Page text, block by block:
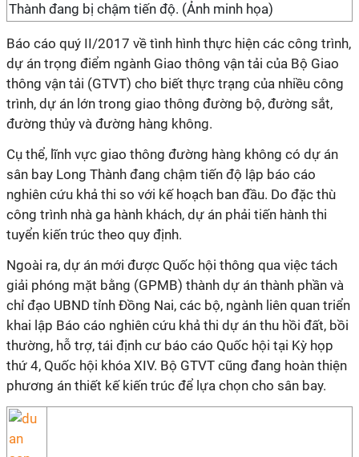
Thành đang bị chậm tiến độ. (Ảnh minh họa)
Báo cáo quý II/2017 về tình hình thực hiện các công trình,
dự án trọng điểm ngành Giao thông vận tải của Bộ Giao
thông vận tải (GTVT) cho biết thực trạng của nhiều công
trình, dự án lớn trong giao thông đường bộ, đường sắt,
đường thủy và đường hàng không.
Cụ thể, lĩnh vực giao thông đường hàng không có dự án
sân bay Long Thành đang chậm tiến độ lập báo cáo
nghiên cứu khả thi so với kế hoạch ban đầu. Do đặc thù
công trình nhà ga hành khách, dự án phải tiến hành thi
tuyển kiến trúc theo quy định.
Ngoài ra, dự án mới được Quốc hội thông qua việc tách
giải phóng mặt bằng (GPMB) thành dự án thành phần và
chỉ đạo UBND tỉnh Đồng Nai, các bộ, ngành liên quan triển
khai lập Báo cáo nghiên cứu khả thi dự án thu hồi đất, bồi
thường, hỗ trợ, tái định cư báo cáo Quốc hội tại Kỳ họp
thứ 4, Quốc hội khóa XIV. Bộ GTVT cũng đang hoàn thiện
phương án thiết kế kiến trúc để lựa chọn cho sân bay.